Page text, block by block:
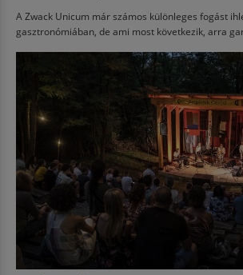
A Zwack Unicum már számos különleges fogást
gasztronómiában, de ami most következik, arra